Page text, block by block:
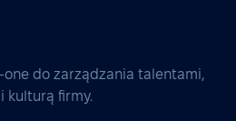
do zarządzania talentami,
kulturą firmy.